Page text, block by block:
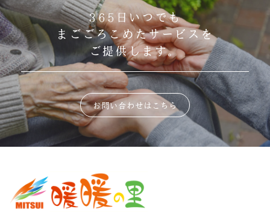
365日いつでも
まごごろこめたサービスを
ご提供します。
お問い合わせはこちら